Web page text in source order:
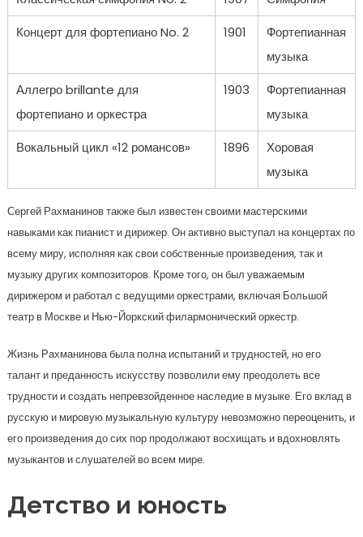
Концерт для фортепиано No. 2
1901
Фортепианная
музыка
Аллегро brillante для
фортепиано и оркестра
1903
Фортепианная
музыка
Вокальный цикл «12 романсов»
1896
Хоровая
музыка
Сергей Рахманинов также был известен своими мастерскими
навыками как пианист и дирижер. Он активно выступал на концертах по
всему миру, исполняя как свои собственные произведения, так и
музыку других композиторов. Кроме того, он был уважаемым
дирижером и работал с ведущими оркестрами, включая Большой
театр в Москве и Нью-Йоркский филармонический оркестр.
Жизнь Рахманинова была полна испытаний и трудностей, но его
талант и преданность искусству позволили ему преодолеть все
трудности и создать непревзойденное наследие в музыке. Его вклад в
русскую и мировую музыкальную культуру невозможно переоценить, и
его произведения до сих пор продолжают восхищать и вдохновлять
музыкантов и слушателей во всем мире.
Детство и юность